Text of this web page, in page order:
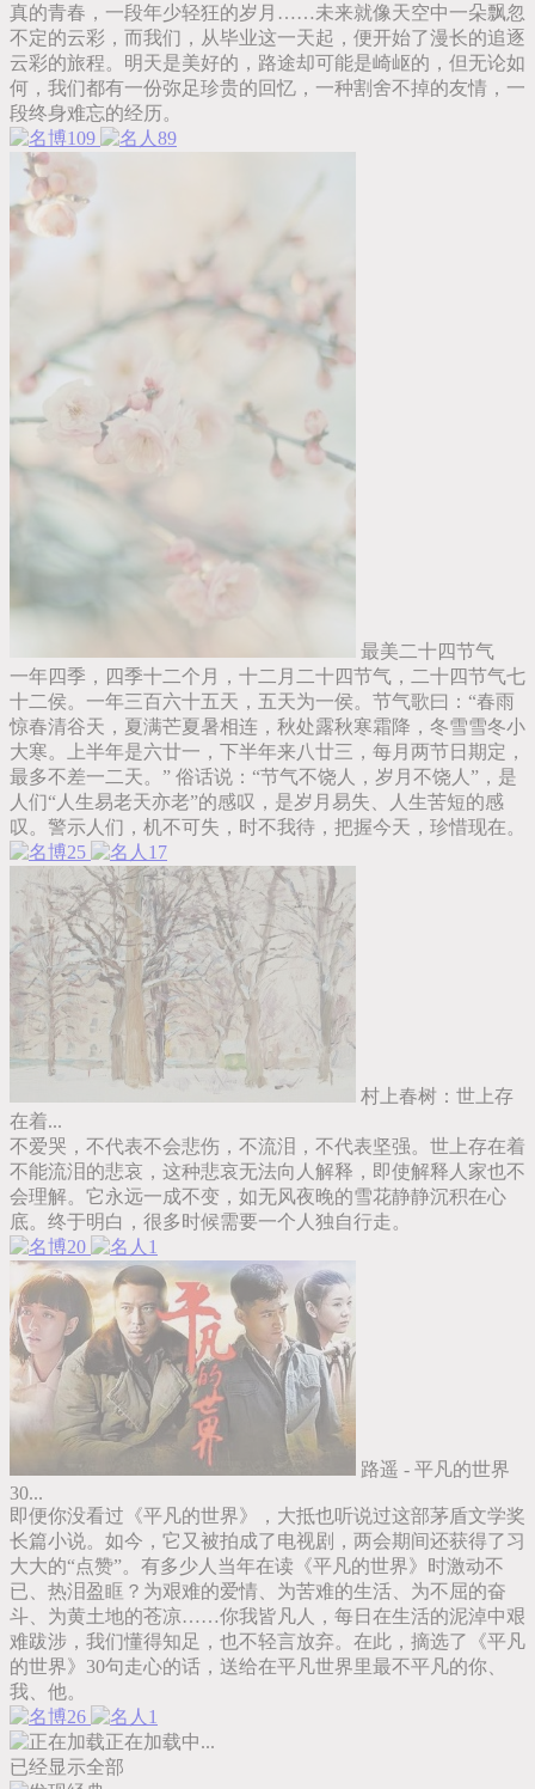
真的青春，一段年少轻狂的岁月……未来就像天空中一朵飘忽
不定的云彩，而我们，从毕业这一天起，便开始了漫长的追逐
云彩的旅程。明天是美好的，路途却可能是崎岖的，但无论如
何，我们都有一份弥足珍贵的回忆，一种割舍不掉的友情，一
段终身难忘的经历。
109
89
最美二十四节气
一年四季，四季十二个月，十二月二十四节气，二十四节气七
十二侯。一年三百六十五天，五天为一侯。节气歌曰：“春雨
惊春清谷天，夏满芒夏暑相连，秋处露秋寒霜降，冬雪雪冬小
大寒。上半年是六廿一，下半年来八廿三，每月两节日期定，
最多不差一二天。” 俗话说：“节气不饶人，岁月不饶人”，是
人们“人生易老天亦老”的感叹，是岁月易失、人生苦短的感
叹。警示人们，机不可失，时不我待，把握今天，珍惜现在。
25
17
村上春树：世上存
在着...
不爱哭，不代表不会悲伤，不流泪，不代表坚强。世上存在着
不能流泪的悲哀，这种悲哀无法向人解释，即使解释人家也不
会理解。它永远一成不变，如无风夜晚的雪花静静沉积在心
底。终于明白，很多时候需要一个人独自行走。
20
1
路遥 - 平凡的世界
30...
即便你没看过《平凡的世界》，大抵也听说过这部茅盾文学奖
长篇小说。如今，它又被拍成了电视剧，两会期间还获得了习
大大的“点赞”。有多少人当年在读《平凡的世界》时激动不
已、热泪盈眶？为艰难的爱情、为苦难的生活、为不屈的奋
斗、为黄土地的苍凉……你我皆凡人，每日在生活的泥淖中艰
难跋涉，我们懂得知足，也不轻言放弃。在此，摘选了《平凡
的世界》30句走心的话，送给在平凡世界里最不平凡的你、
我、他。
26
1
正在加载中...
已经显示全部